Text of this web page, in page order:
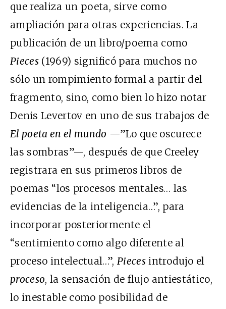
que realiza un poeta, sirve como
ampliación para otras experiencias. La
publicación de un libro/poema como
Pieces (1969) significó para muchos no
sólo un rompimiento formal a partir del
fragmento, sino, como bien lo hizo notar
Denis Levertov en uno de sus trabajos de
El poeta en el mundo —”Lo que oscurece
las sombras”—, después de que Creeley
registrara en sus primeros libros de
poemas “los procesos mentales… las
evidencias de la inteligencia…”, para
incorporar posteriormente el
“sentimiento como algo diferente al
proceso intelectual…”, Piecesintrodujo el
proceso, la sensación de flujo antiestático,
lo inestable como posibilidad de